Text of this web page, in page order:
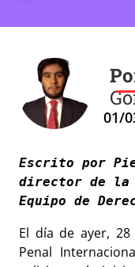
Escrito por
director de la
Equipo de
El día de ayer,
Penal
01/